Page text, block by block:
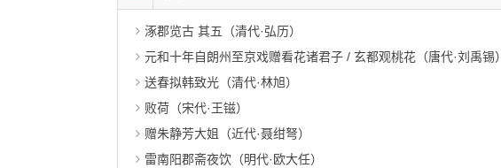
涿郡览古 其五（清代·弘历）
元和十年自朗州至京戏赠看花诸君子 / 玄都观桃花（唐代·刘禹锡）
送春拟韩致光（清代·林旭）
败荷（宋代·王镃）
赠朱静芳大姐（近代·聂绀弩）
雷南阳郡斋夜饮（明代·欧大任）